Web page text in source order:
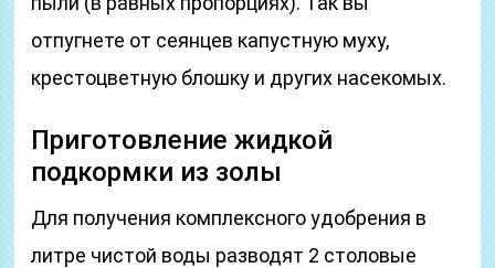
отпугнете от сеянцев капустную муху,
крестоцветную блошку и других насекомых.
Приготовление жидкой
подкормки из золы
Для получения комплексного удобрения в
литре чистой воды разводят 2 столовые